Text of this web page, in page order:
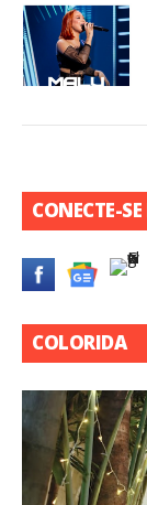
CONECTE-
COLORIDA